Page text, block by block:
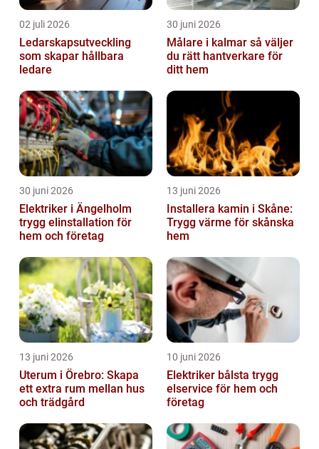
02 juli 2026
Ledarskapsutveckling
som skapar hållbara
ledare
30 juni 2026
Målare i kalmar så väljer
du rätt hantverkare för
ditt hem
30 juni 2026
Elektriker i Ängelholm
trygg elinstallation för
hem och företag
13 juni 2026
Installera kamin i Skåne:
Trygg värme för skånska
hem
13 juni 2026
Uterum i Örebro: Skapa
ett extra rum mellan hus
och trädgård
10 juni 2026
Elektriker bålsta trygg
elservice för hem och
företag